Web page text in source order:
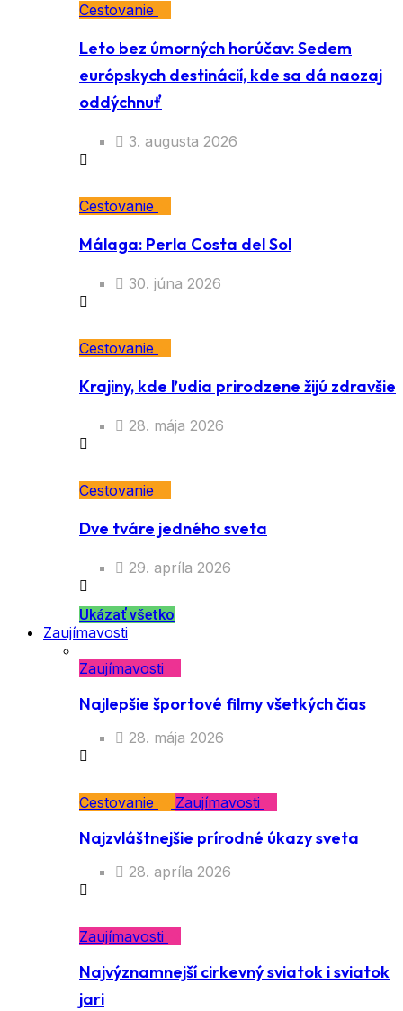
Cestovanie
Leto bez úmorných horúčav: Sedem
európskych destinácií, kde sa dá naozaj
oddýchnuť
3. augusta 2026
Cestovanie
Málaga: Perla Costa del Sol
30. júna 2026
Cestovanie
Krajiny, kde ľudia prirodzene žijú zdravšie
28. mája 2026
Cestovanie
Dve tváre jedného sveta
29. apríla 2026
Ukázať všetko
Zaujímavosti
Zaujímavosti
Najlepšie športové filmy všetkých čias
28. mája 2026
Cestovanie Zaujímavosti
Najzvláštnejšie prírodné úkazy sveta
28. apríla 2026
Zaujímavosti
Najvýznamnejší cirkevný sviatok i sviatok
jari